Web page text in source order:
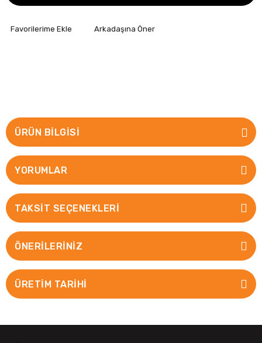
Arkadaşına Öner
ÜRÜN BILGISI
YORUMLAR
TAKSIT SEÇENEKLERI
ÖNERILERINIZ
ÜRETİM TARİHİ